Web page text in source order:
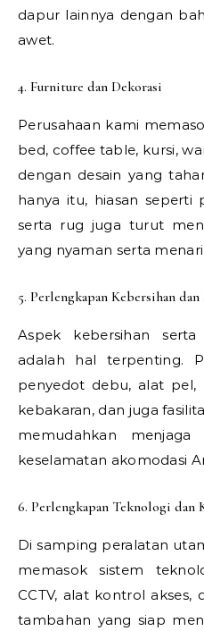
dapur lainnya dengan
awet.
4. Furniture dan Dekorasi
Perusahaan kami
bed, coffee table, kursi,
dengan desain yang
hanya itu, hiasan seperti
serta rug juga turut
yang nyaman serta
5. Perlengkapan Kebersihan dan
Aspek kebersihan
adalah hal terpenting.
penyedot debu, alat pel,
kebakaran, dan juga
memudahkan
keselamatan akomodasi
6. Perlengkapan Teknologi dan
Di samping peralatan
memasok sistem
CCTV, alat kontrol akses,
tambahan yang siap